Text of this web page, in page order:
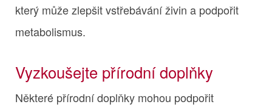
který může zlepšit vstřebávání živin a podpořit
metabolismus.
Vyzkoušejte přírodní doplňky
Některé přírodní doplňky mohou podpořit